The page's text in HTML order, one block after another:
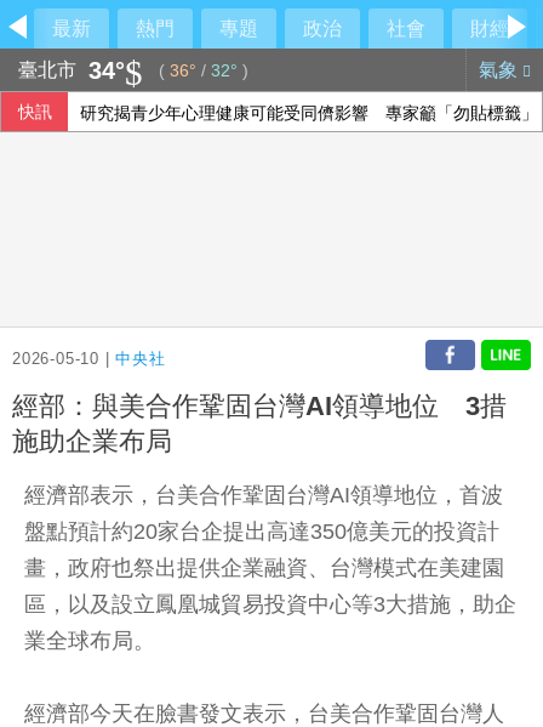
最新 熱門 專題 政治 社會
財經
臺北市 34° ( 36° / 32° ) 氣象
快訊 研究揭青少年心理健康可能受同儕影響 專家籲「勿貼標籤」
2026-05-10 |中央社
經部：與美合作鞏固台灣AI領導地位 3措
施助企業布局
經濟部表示，台美合作鞏固台灣AI領導地位，首波
盤點預計約20家台企提出高達350億美元的投資計
畫，政府也祭出提供企業融資、台灣模式在美建園
區，以及設立鳳凰城貿易投資中心等3大措施，助企
業全球布局。
經濟部今天在臉書發文表示，台美合作鞏固台灣人